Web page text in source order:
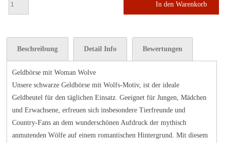
In den Warenkorb
Beschreibung Detail Info Bewertungen
Geldbörse mit Woman Wolve
Unsere schwarze Geldbörse mit Wolfs-Motiv, ist der ideale
Geldbeutel für den täglichen Einsatz. Geeignet für Jungen, Mädchen
und Erwachsene, erfreuen sich insbesondere Tierfreunde und
Country-Fans an dem wunderschönen Aufdruck der mythisch
anmutenden Wölfe auf einem romantischen Hintergrund. Mit diesem